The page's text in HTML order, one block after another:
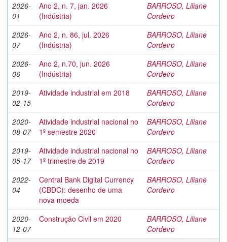
2026-
01
Ano 2, n. 7, jan. 2026
(Indústria)
BARROSO, Liliane
Cordeiro
2026-
07
Ano 2, n. 86, jul. 2026
(Indústria)
BARROSO, Liliane
Cordeiro
2026-
06
Ano 2, n.70, jun. 2026
(Indústria)
BARROSO, Liliane
Cordeiro
2019-
02-15
Atividade industrial em 2018
BARROSO, Liliane
Cordeiro
2020-
08-07
Atividade industrial nacional no
1º semestre 2020
BARROSO, Liliane
Cordeiro
2019-
05-17
Atividade industrial nacional no
1º trimestre de 2019
BARROSO, Liliane
Cordeiro
2022-
04
Central Bank Digital Currency
(CBDC): desenho de uma
nova moeda
BARROSO, Liliane
Cordeiro
2020-
12-07
Construção Civil em 2020
BARROSO, Liliane
Cordeiro